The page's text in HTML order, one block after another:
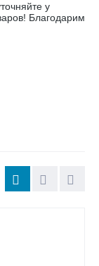
у
Благодарим